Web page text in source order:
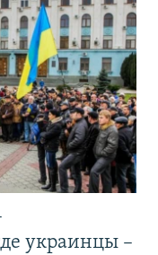
украинцы –